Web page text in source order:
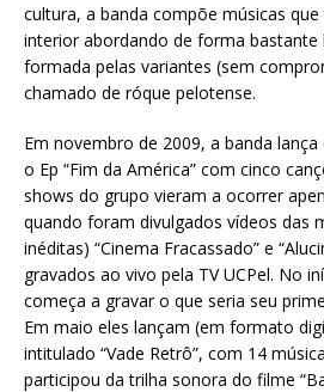
cultura, a banda compõe músicas
interior abordando de forma bastante
formada pelas variantes (sem
chamado de róque pelotense.
Em novembro de 2009, a banda
o Ep “Fim da América” com cinco
shows do grupo vieram a ocorrer
quando foram divulgados vídeos das
inéditas) “Cinema Fracassado” e
gravados ao vivo pela TV UCPel. No
começa a gravar o que seria seu
Em maio eles lançam (em formato
intitulado “Vade Retrô”, com 14
participou da trilha sonora do filme